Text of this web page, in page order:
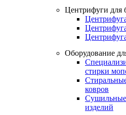
Центрифуги для
Оборудование
стирки
ковров
изделий